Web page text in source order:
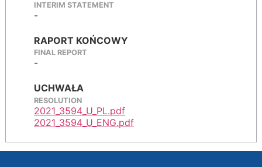
INTERIM STATEMENT
-
RAPORT KOŃCOWY
FINAL REPORT
-
UCHWAŁA
RESOLUTION
2021_3594_U_PL.pdf
2021_3594_U_ENG.pdf